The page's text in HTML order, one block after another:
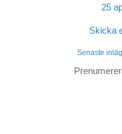
25
Skicka
Senaste